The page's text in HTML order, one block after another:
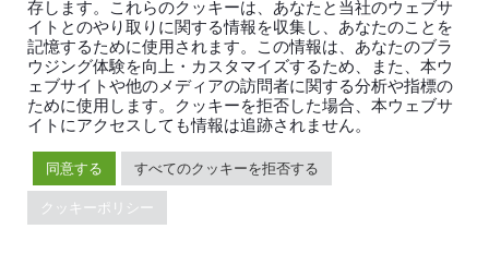
TiDBの最新情報
ス、イベント等に関する連絡を受け取ることを希望しま
存します。これらのクッキーは、あなたと当社のウェブサ
イトとのやり取りに関する情報を収集し、あなたのことを
記憶するために使用されます。この情報は、あなたのブラ
ウジング体験を向上・カスタマイズするため、また、本ウ
ェブサイトや他のメディアの訪問者に関する分析や指標の
ために使用します。クッキーを拒否した場合、本ウェブサ
イトにアクセスしても情報は追跡されません。
同意する すべてのクッキーを拒否する
クッキーポリシー